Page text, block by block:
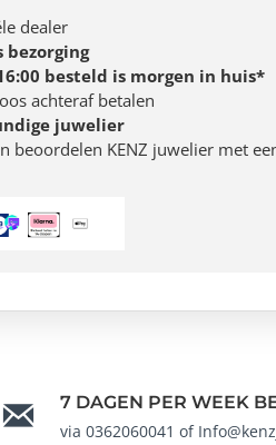
dealer
bezorging
besteld is morgen in huis*
achteraf betalen
juwelier
beoordelen KENZ juwelier met
7 DAGEN PER WEEK
via 0362060041 of